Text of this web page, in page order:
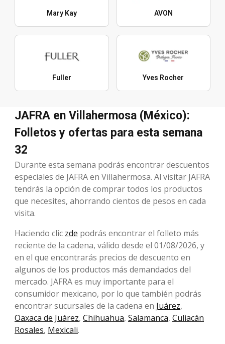
Mary Kay AVON
Fuller Yves Rocher
JAFRA en Villahermosa (México):
Folletos y ofertas para esta semana
32
Durante esta semana podrás encontrar descuentos
especiales de JAFRA en Villahermosa. Al visitar JAFRA
tendrás la opción de comprar todos los productos
que necesites, ahorrando cientos de pesos en cada
visita.
Haciendo clic zde podrás encontrar el folleto más
reciente de la cadena, válido desde el 01/08/2026, y
en el que encontrarás precios de descuento en
algunos de los productos más demandados del
mercado. JAFRA es muy importante para el
consumidor mexicano, por lo que también podrás
encontrar sucursales de la cadena en Juárez,
Oaxaca de Juárez, Chihuahua, Salamanca, Culiacán
Rosales, Mexicali.